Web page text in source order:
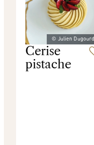
© Julien Dugourd
Cerise
pistache